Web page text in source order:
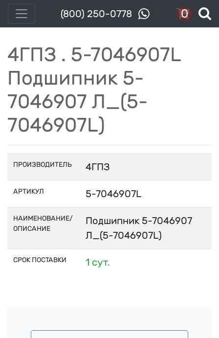
(800) 250-0778 0
4ГПЗ . 5-7046907L
Подшипник 5-
7046907 Л_(5-
7046907L)
ПРОИЗВОДИТЕЛЬ 4ГПЗ
АРТИКУЛ 5-7046907L
НАИМЕНОВАНИЕ/
ОПИСАНИЕ
Подшипник 5-7046907
Л_(5-7046907L)
СРОК ПОСТАВКИ 1 сут.